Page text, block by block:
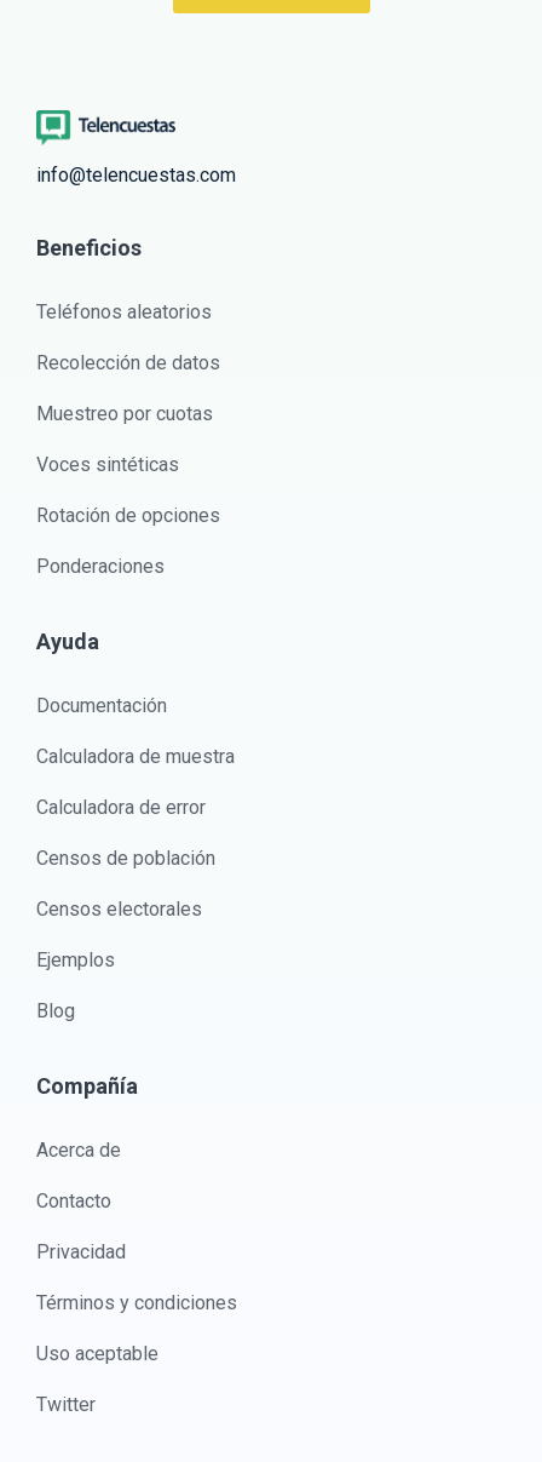
info@telencuestas.com
Beneficios
Teléfonos aleatorios
Recolección de datos
Muestreo por cuotas
Voces sintéticas
Rotación de opciones
Ponderaciones
Ayuda
Documentación
Calculadora de muestra
Calculadora de error
Censos de población
Censos electorales
Ejemplos
Blog
Compañía
Acerca de
Contacto
Privacidad
Términos y condiciones
Uso aceptable
Twitter